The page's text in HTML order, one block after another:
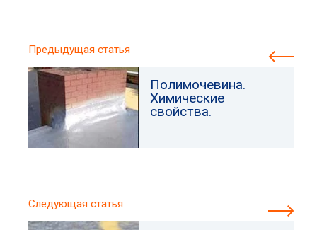
Предыдущая статья
Полимочевина.
Химические
свойства.
Следующая статья